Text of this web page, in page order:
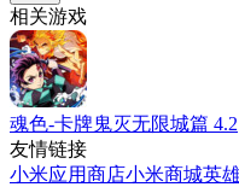
相关游戏
魂色-卡牌鬼灭无限城篇 4.2
友情链接
小米应用商店小米商城英